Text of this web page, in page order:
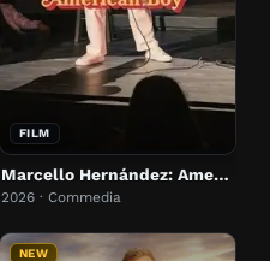
FILM
Marcello Hernández: American Boy
2026 · Commedia
NEW